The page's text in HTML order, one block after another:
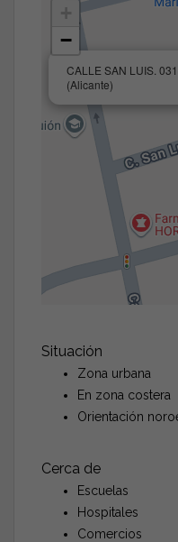
CALLE SAN LUIS.
(Alicante)
−
Situación
Zona urbana
En zona costera
Orientación
Cerca de
Escuelas
Hospitales
Comercios